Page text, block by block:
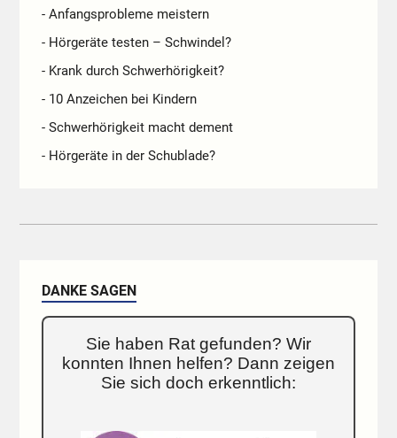
- Anfangsprobleme meistern
- Hörgeräte testen – Schwindel?
- Krank durch Schwerhörigkeit?
- 10 Anzeichen bei Kindern
- Schwerhörigkeit macht dement
- Hörgeräte in der Schublade?
DANKE SAGEN
Sie haben Rat gefunden? Wir
konnten Ihnen helfen? Dann zeigen
Sie sich doch erkenntlich: